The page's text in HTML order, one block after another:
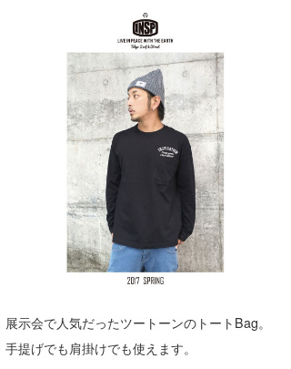
展示会で人気だったツートーンのトートBag。
手提げでも肩掛けでも使えます。